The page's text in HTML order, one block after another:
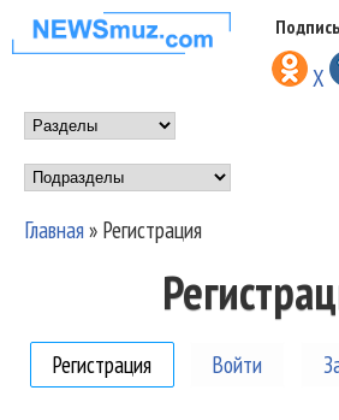
Перейти к
содержанию
НОВОСТИ
МУЗЫКИ И
ШОУ БИЗНЕСА
NEWSMUZ.COM
X
Main menu
Подразделы
Главная» Регистрация
Регистрация (активная вкладка)
Войти